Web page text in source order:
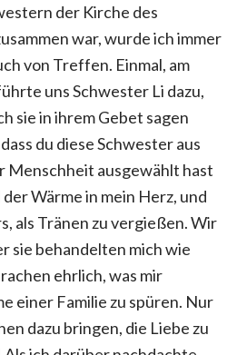
der Kirche des
war, wurde ich immer
von Treffen. Einmal, am
uns Schwester Li dazu,
sie in ihrem Gebet sagen
du diese Schwester aus
Menschheit ausgewählt hast
Wärme in mein Herz, und
als Tränen zu vergießen. Wir
sie behandelten mich wie
ehrlich, was mir
einer Familie zu spüren. Nur
dazu bringen, die Liebe zu